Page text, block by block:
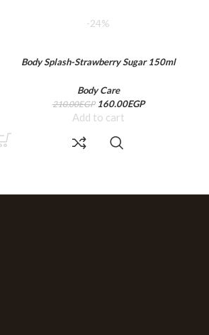
-24%
Body Splash-Strawberry Sugar 150ml
Body Care
210.00EGP 160.00EGP
Add to cart